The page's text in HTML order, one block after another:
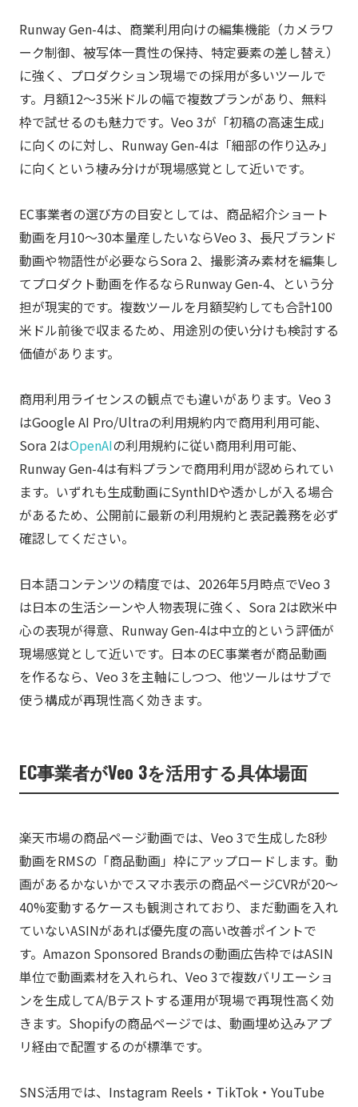
Runway Gen-4は、商業利用向けの編集機能（カメラワ
ーク制御、被写体一貫性の保持、特定要素の差し替え）
に強く、プロダクション現場での採用が多いツールで
す。月額12〜35米ドルの幅で複数プランがあり、無料
枠で試せるのも魅力です。Veo 3が「初稿の高速生成」
に向くのに対し、Runway Gen-4は「細部の作り込み」
に向くという棲み分けが現場感覚として近いです。
EC事業者の選び方の目安としては、商品紹介ショート
動画を月10〜30本量産したいならVeo 3、長尺ブランド
動画や物語性が必要ならSora 2、撮影済み素材を編集し
てプロダクト動画を作るならRunway Gen-4、という分
担が現実的です。複数ツールを月額契約しても合計100
米ドル前後で収まるため、用途別の使い分けも検討する
価値があります。
商用利用ライセンスの観点でも違いがあります。Veo 3
はGoogle AI Pro/Ultraの利用規約内で商用利用可能、
Sora 2はOpenAIの利用規約に従い商用利用可能、
Runway Gen-4は有料プランで商用利用が認められてい
ます。いずれも生成動画にSynthIDや透かしが入る場合
があるため、公開前に最新の利用規約と表記義務を必ず
確認してください。
日本語コンテンツの精度では、2026年5月時点でVeo 3
は日本の生活シーンや人物表現に強く、Sora 2は欧米中
心の表現が得意、Runway Gen-4は中立的という評価が
現場感覚として近いです。日本のEC事業者が商品動画
を作るなら、Veo 3を主軸にしつつ、他ツールはサブで
使う構成が再現性高く効きます。
EC事業者がVeo 3を活用する具体場面
楽天市場の商品ページ動画では、Veo 3で生成した8秒
動画をRMSの「商品動画」枠にアップロードします。動
画があるかないかでスマホ表示の商品ページCVRが20〜
40%変動するケースも観測されており、まだ動画を入れ
ていないASINがあれば優先度の高い改善ポイントで
す。Amazon Sponsored Brandsの動画広告枠ではASIN
単位で動画素材を入れられ、Veo 3で複数バリエーショ
ンを生成してA/Bテストする運用が現場で再現性高く効
きます。Shopifyの商品ページでは、動画埋め込みアプ
リ経由で配置するのが標準です。
SNS活用では、Instagram Reels・TikTok・YouTube